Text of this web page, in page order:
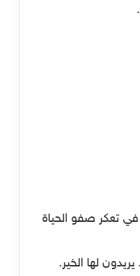
تعكر صفو الحياة
لها الخير.